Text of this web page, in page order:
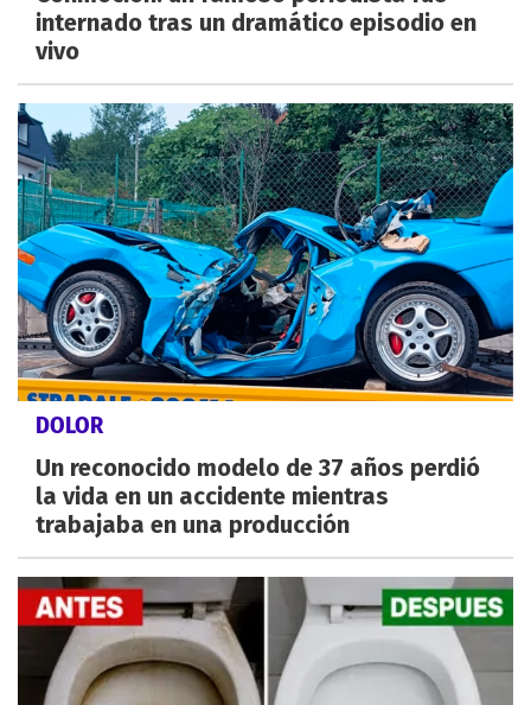
internado tras un dramático episodio en
vivo
DOLOR
Un reconocido modelo de 37 años perdió
la vida en un accidente mientras
trabajaba en una producción